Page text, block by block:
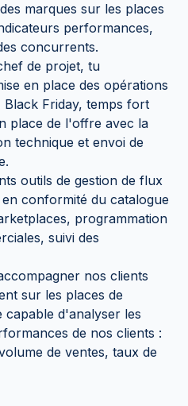
marques sur les places
performances,
concurrents.
de projet, tu
en place des opérations
Black Friday, temps fort
place de l'offre avec la
technique et envoi de
outils de gestion de flux
conformité du catalogue
programmation
suivi des
nos clients
sur les places de
d'analyser les
de nos clients :
de ventes, taux de